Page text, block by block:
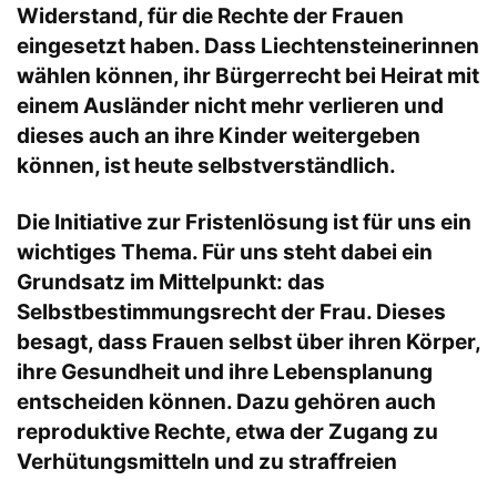
Widerstand, für die Rechte der Frauen
eingesetzt haben. Dass Liechtensteinerinnen
wählen können, ihr Bürgerrecht bei Heirat mit
einem Ausländer nicht mehr verlieren und
dieses auch an ihre Kinder weitergeben
können, ist heute selbstverständlich.
Die Initiative zur Fristenlösung ist für uns ein
wichtiges Thema. Für uns steht dabei ein
Grundsatz im Mittelpunkt: das
Selbstbestimmungsrecht der Frau. Dieses
besagt, dass Frauen selbst über ihren Körper,
ihre Gesundheit und ihre Lebensplanung
entscheiden können. Dazu gehören auch
reproduktive Rechte, etwa der Zugang zu
Verhütungsmitteln und zu straffreien